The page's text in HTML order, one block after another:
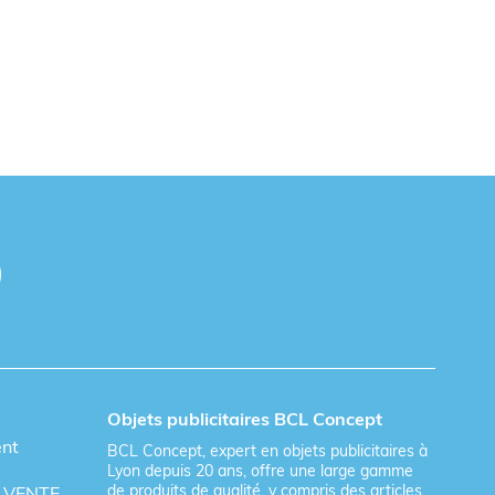
Objets publicitaires BCL Concept
BCL Concept, expert en objets publicitaires à
Lyon depuis 20 ans, offre une large gamme
de produits de qualité, y compris des articles